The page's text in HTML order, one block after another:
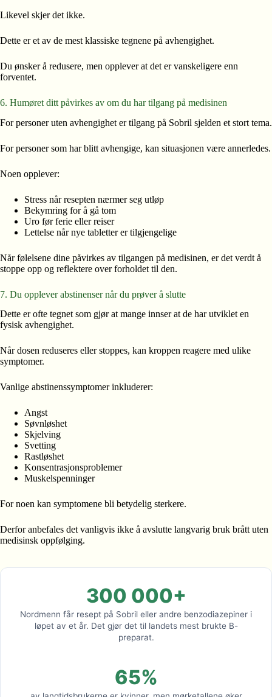
Likevel skjer det ikke.
Dette er et av de mest klassiske tegnene på avhengighet.
Du ønsker å redusere, men opplever at det er vanskeligere enn
forventet.
6. Humøret ditt påvirkes av om du har tilgang på medisinen
For personer uten avhengighet er tilgang på Sobril sjelden et stort tema.
For personer som har blitt avhengige, kan situasjonen være annerledes.
Noen opplever:
Stress når resepten nærmer seg utløp
Bekymring for å gå tom
Uro før ferie eller reiser
Lettelse når nye tabletter er tilgjengelige
Når følelsene dine påvirkes av tilgangen på medisinen, er det verdt å
stoppe opp og reflektere over forholdet til den.
7. Du opplever abstinenser når du prøver å slutte
Dette er ofte tegnet som gjør at mange innser at de har utviklet en
fysisk avhengighet.
Når dosen reduseres eller stoppes, kan kroppen reagere med ulike
symptomer.
Vanlige abstinenssymptomer inkluderer:
Angst
Søvnløshet
Skjelving
Svetting
Rastløshet
Konsentrasjonsproblemer
Muskelspenninger
For noen kan symptomene bli betydelig sterkere.
Derfor anbefales det vanligvis ikke å avslutte langvarig bruk brått uten
medisinsk oppfølging.
300 000+
Nordmenn får resept på Sobril eller andre benzodiazepiner i
løpet av et år. Det gjør det til landets mest brukte B-
preparat.
65%